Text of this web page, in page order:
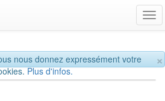
×
nous donnez expressément votre
Plus d'infos.